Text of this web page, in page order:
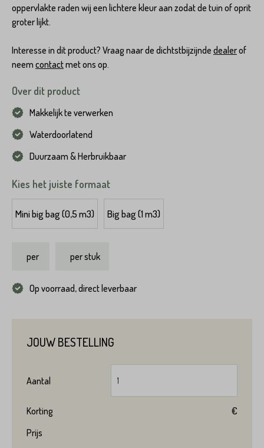
oppervlakte raden wij een lichtere kleur aan zodat de tuin of oprit
groter lijkt.
Interesse in dit product? Vraag naar de dichtstbijzijnde dealerof
neem contactmet ons op.
Over dit product
Makkelijk te verwerken
Waterdoorlatend
Duurzaam & Herbruikbaar
Kies het juiste formaat
Mini big bag (0,5 m3) Big bag (1 m3)
per per stuk
Op voorraad, direct leverbaar
JOUW BESTELLING
Aantal
Korting
€
Prijs